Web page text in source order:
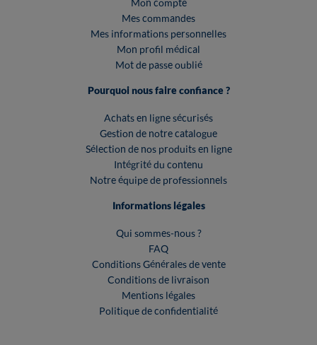
Mon compte
Mes commandes
Mes informations personnelles
Mon profil médical
Mot de passe oublié
Pourquoi nous faire confiance ?
Achats en ligne sécurisés
Gestion de notre catalogue
Sélection de nos produits en ligne
Intégrité du contenu
Notre équipe de professionnels
Informations légales
Qui sommes-nous ?
FAQ
Conditions Générales de vente
Conditions de livraison
Mentions légales
Politique de confidentialité